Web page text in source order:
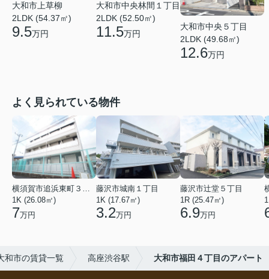
大和市上草柳
2LDK (54.37㎡)
9.5万円
大和市中央林間１丁目
2LDK (52.50㎡)
11.5万円
大和市中央５丁目
2LDK (49.68㎡)
12.6万円
よく見られている物件
横須賀市追浜東町３丁目
1K (26.08㎡)
7万円
藤沢市城南１丁目
1K (17.67㎡)
3.2万円
藤沢市辻堂５丁目
1R (25.47㎡)
6.9万円
和市の賃貸一覧 高座渋谷駅 大和市福田４丁目のアパート